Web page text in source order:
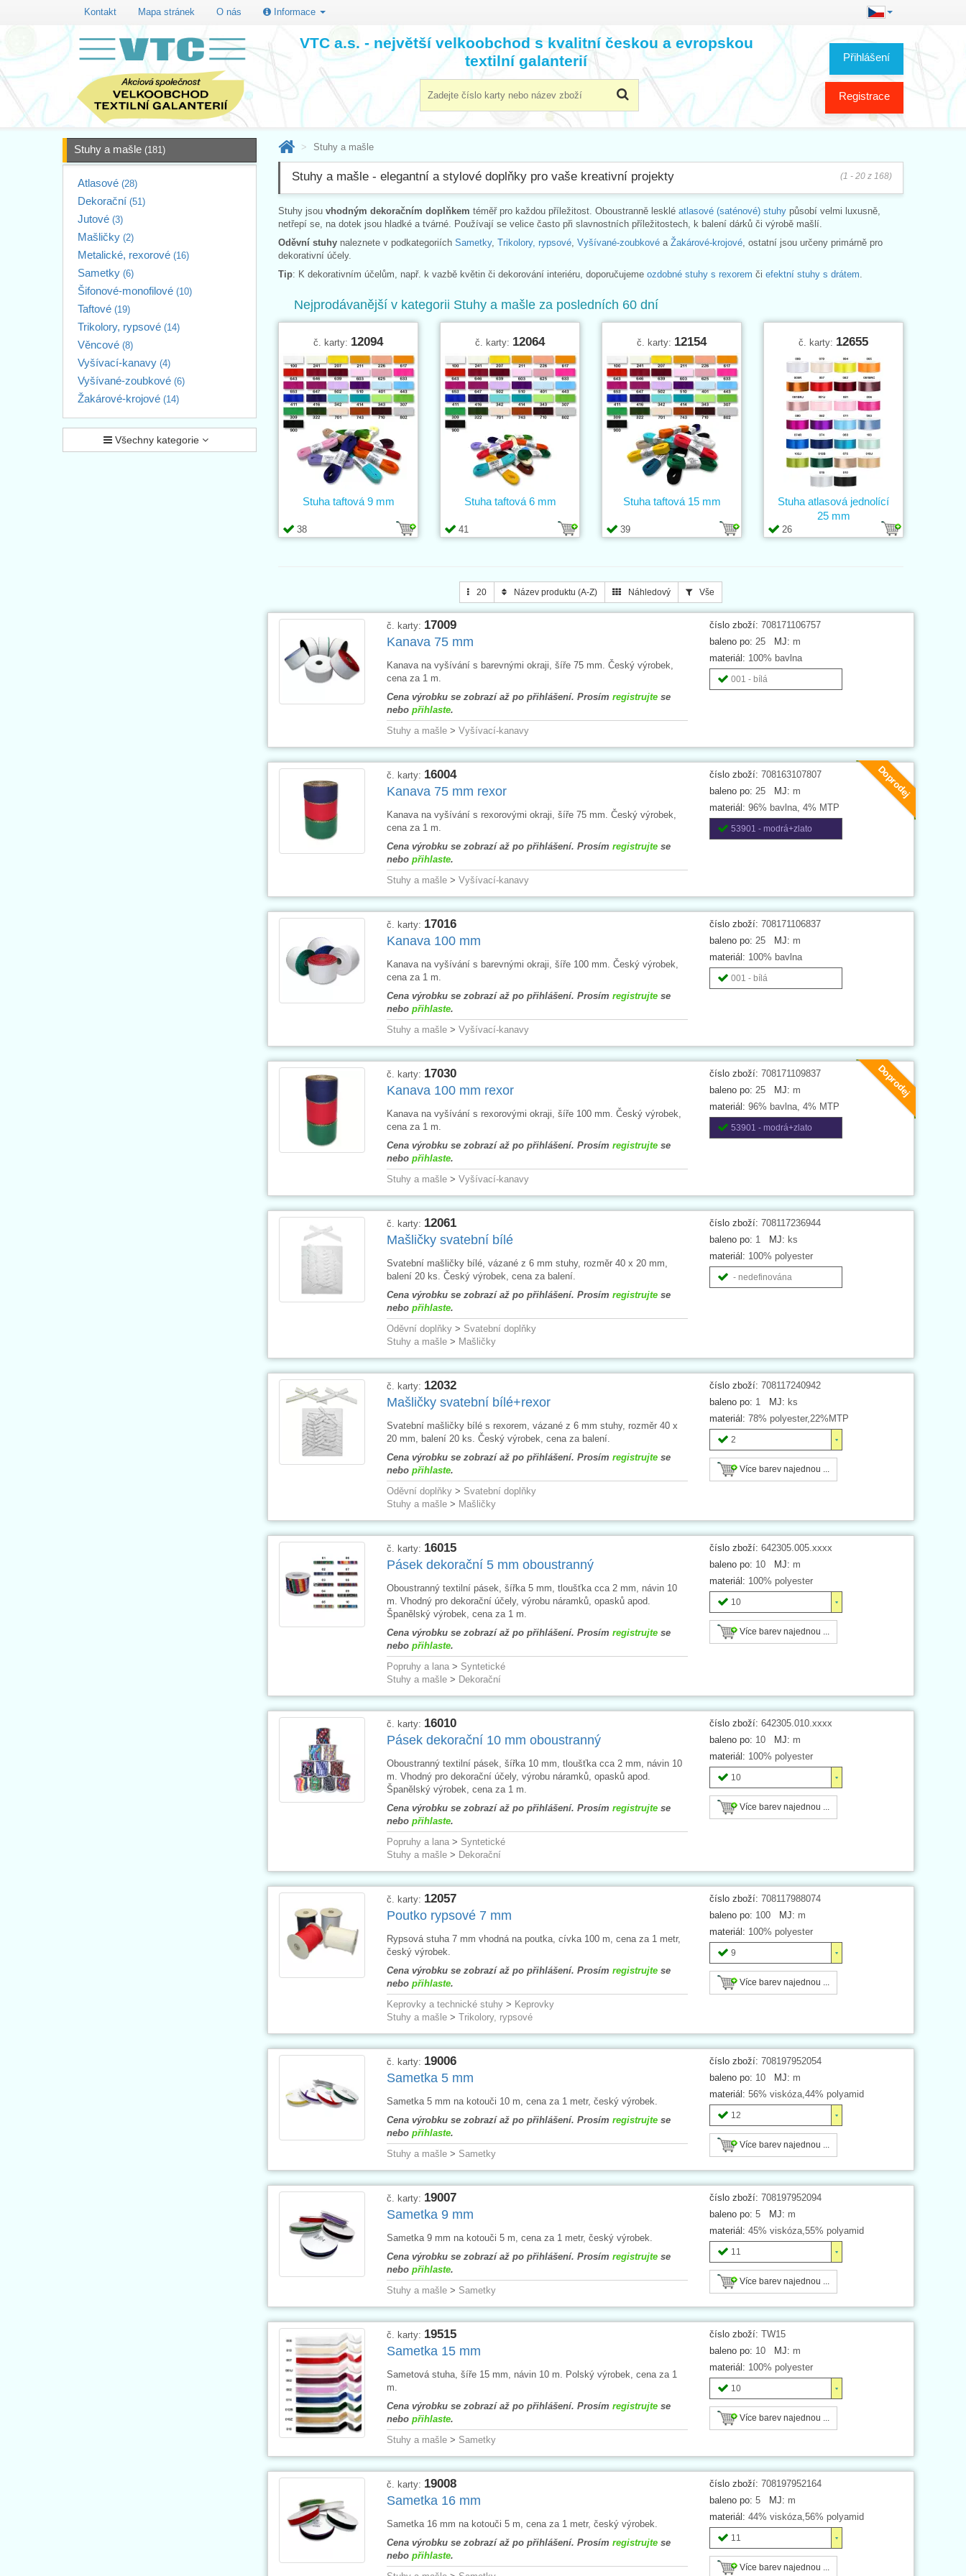
Kontakt Mapa stránek O nás Informace
Přihlášení
Registrace
VTC a.s. - největší velkoobchod s kvalitní českou a evropskou
textilní galanterií
Stuhy a mašle (181)
Atlasové (28)
Dekorační (51)
Jutové (3)
Mašličky (2)
Metalické, rexorové (16)
Sametky (6)
Šifonové-monofilové (10)
Taftové (19)
Trikolory, rypsové (14)
Věncové (8)
Vyšívací-kanavy (4)
Vyšívané-zoubkové (6)
Žakárové-krojové (14)
Všechny kategorie
Stuhy a mašle
Stuhy a mašle - elegantní a stylové doplňky pro vaše kreativní projekty (1 - 20 z 168)
Stuhy jsou vhodným dekoračním doplňkem téměř pro každou příležitost. Oboustranně lesklé atlasové (saténové) stuhy působí velmi luxusně,
netřepí se, na dotek jsou hladké a tvárné. Používají se velice často při slavnostních příležitostech, k balení dárků či výrobě mašlí.
Oděvní stuhy naleznete v podkategoriích Sametky, Trikolory, rypsové Vyšívané-zoubkové a Žakárové-krojové , ostatní jsou určeny primárně pro
dekorativní účely.
Tip: K dekorativním účelům, např. k vazbě květin či dekorování interiéru, doporučujeme ozdobné stuhy s rexorem či efektní stuhy s drátem
Nejprodávanější v kategorii Stuhy a mašle za posledních 60 dní
č. karty: 12094
38
Stuha taftová 9 mm
č. karty: 12064
41
Stuha taftová 6 mm
č. karty: 12154
39
Stuha taftová 15 mm
č. karty: 12655
26
Stuha atlasová jednolící
25 mm
20 Název produktu (A-Z) Náhledový Vše
číslo zboží: 708171106757
baleno po: 25 MJ: m
materiál: 100% bavlna
001 - bílá
č. karty: 17009
Kanava 75 mm
Kanava na vyšívání s barevnými okraji, šíře 75 mm. Český výrobek,
cena za 1 m.
Cena výrobku se zobrazí až po přihlášení. Prosím registrujtese
nebo přihlaste.
Stuhy a mašle> Vyšívací-kanavy
Doprodej
číslo zboží: 708163107807
baleno po: 25 MJ: m
materiál: 96% bavlna, 4% MTP
53901 - modrá+zlato
č. karty: 16004
Kanava 75 mm rexor
Kanava na vyšívání s rexorovými okraji, šíře 75 mm. Český výrobek,
cena za 1 m.
Cena výrobku se zobrazí až po přihlášení. Prosím registrujtese
nebo přihlaste.
Stuhy a mašle> Vyšívací-kanavy
číslo zboží: 708171106837
baleno po: 25 MJ: m
materiál: 100% bavlna
001 - bílá
č. karty: 17016
Kanava 100 mm
Kanava na vyšívání s barevnými okraji, šíře 100 mm. Český výrobek,
cena za 1 m.
Cena výrobku se zobrazí až po přihlášení. Prosím registrujtese
nebo přihlaste.
Stuhy a mašle> Vyšívací-kanavy
Doprodej
číslo zboží: 708171109837
baleno po: 25 MJ: m
materiál: 96% bavlna, 4% MTP
53901 - modrá+zlato
č. karty: 17030
Kanava 100 mm rexor
Kanava na vyšívání s rexorovými okraji, šíře 100 mm. Český výrobek,
cena za 1 m.
Cena výrobku se zobrazí až po přihlášení. Prosím registrujtese
nebo přihlaste.
Stuhy a mašle> Vyšívací-kanavy
číslo zboží: 708117236944
baleno po: 1 MJ: ks
materiál: 100% polyester
- nedefinována
č. karty: 12061
Mašličky svatební bílé
Svatební mašličky bílé, vázané z 6 mm stuhy, rozměr 40 x 20 mm,
balení 20 ks. Český výrobek, cena za balení.
Cena výrobku se zobrazí až po přihlášení. Prosím registrujtese
nebo přihlaste.
Oděvní doplňky> Svatební doplňky
Stuhy a mašle> Mašličky
číslo zboží: 708117240942
baleno po: 1 MJ: ks
materiál: 78% polyester,22%MTP
2
Více barev najednou ...
č. karty: 12032
Mašličky svatební bílé+rexor
Svatební mašličky bílé s rexorem, vázané z 6 mm stuhy, rozměr 40 x
20 mm, balení 20 ks. Český výrobek, cena za balení.
Cena výrobku se zobrazí až po přihlášení. Prosím registrujtese
nebo přihlaste.
Oděvní doplňky> Svatební doplňky
Stuhy a mašle> Mašličky
číslo zboží: 642305.005.xxxx
baleno po: 10 MJ: m
materiál: 100% polyester
10
Více barev najednou ...
č. karty: 16015
Pásek dekorační 5 mm oboustranný
Oboustranný textilní pásek, šířka 5 mm, tloušťka cca 2 mm, návin 10
m. Vhodný pro dekorační účely, výrobu náramků, opasků apod.
Španělský výrobek, cena za 1 m.
Cena výrobku se zobrazí až po přihlášení. Prosím registrujtese
nebo přihlaste.
Popruhy a lana> Syntetické
Stuhy a mašle> Dekorační
číslo zboží: 642305.010.xxxx
baleno po: 10 MJ: m
materiál: 100% polyester
10
Více barev najednou ...
č. karty: 16010
Pásek dekorační 10 mm oboustranný
Oboustranný textilní pásek, šířka 10 mm, tloušťka cca 2 mm, návin 10
m. Vhodný pro dekorační účely, výrobu náramků, opasků apod.
Španělský výrobek, cena za 1 m.
Cena výrobku se zobrazí až po přihlášení. Prosím registrujtese
nebo přihlaste.
Popruhy a lana> Syntetické
Stuhy a mašle> Dekorační
číslo zboží: 708117988074
baleno po: 100 MJ: m
materiál: 100% polyester
9
Více barev najednou ...
č. karty: 12057
Poutko rypsové 7 mm
Rypsová stuha 7 mm vhodná na poutka, cívka 100 m, cena za 1 metr,
český výrobek.
Cena výrobku se zobrazí až po přihlášení. Prosím registrujtese
nebo přihlaste.
Keprovky a technické stuhy> Keprovky
Stuhy a mašle> Trikolory, rypsové
číslo zboží: 708197952054
baleno po: 10 MJ: m
materiál: 56% viskóza,44% polyamid
12
Více barev najednou ...
č. karty: 19006
Sametka 5 mm
Sametka 5 mm na kotouči 10 m, cena za 1 metr, český výrobek.
Cena výrobku se zobrazí až po přihlášení. Prosím registrujtese
nebo přihlaste.
Stuhy a mašle> Sametky
číslo zboží: 708197952094
baleno po: 5 MJ: m
materiál: 45% viskóza,55% polyamid
11
Více barev najednou ...
č. karty: 19007
Sametka 9 mm
Sametka 9 mm na kotouči 5 m, cena za 1 metr, český výrobek.
Cena výrobku se zobrazí až po přihlášení. Prosím registrujtese
nebo přihlaste.
Stuhy a mašle> Sametky
číslo zboží: TW15
baleno po: 10 MJ: m
materiál: 100% polyester
10
Více barev najednou ...
č. karty: 19515
Sametka 15 mm
Sametová stuha, šíře 15 mm, návin 10 m. Polský výrobek, cena za 1
m.
Cena výrobku se zobrazí až po přihlášení. Prosím registrujtese
nebo přihlaste.
Stuhy a mašle> Sametky
číslo zboží: 708197952164
baleno po: 5 MJ: m
materiál: 44% viskóza,56% polyamid
11
Více barev najednou ...
č. karty: 19008
Sametka 16 mm
Sametka 16 mm na kotouči 5 m, cena za 1 metr, český výrobek.
Cena výrobku se zobrazí až po přihlášení. Prosím registrujtese
nebo přihlaste.